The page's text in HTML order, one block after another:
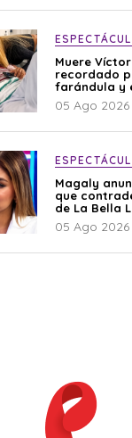
Muere
recordado
farándula y
Cherres
05 Ago 2026
Magaly
que
de La Bella
05 Ago 2026